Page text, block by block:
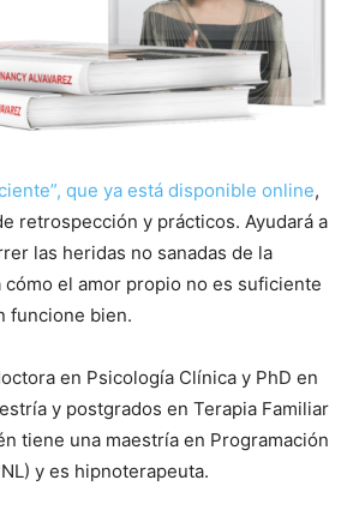
que ya está disponible online,
retrospección y prácticos. Ayudará a
las heridas no sanadas de la
cómo el amor propio no es suficiente
funcione bien.
en Psicología Clínica y PhD en
y postgrados en Terapia Familiar
tiene una maestría en Programación
y es hipnoterapeuta.